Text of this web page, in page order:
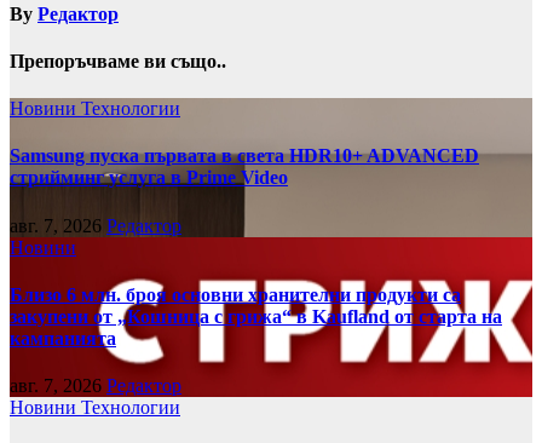
By Редактор
Препоръчваме ви също..
Новини Технологии
Samsung пуска първата в света HDR10+ ADVANCED
стрийминг услуга в Prime Video
авг. 7, 2026 Редактор
Новини
Близо 6 млн. броя основни хранителни продукти са
закупени от „Кошница с грижа“ в Kaufland от старта на
кампанията
авг. 7, 2026 Редактор
Новини Технологии